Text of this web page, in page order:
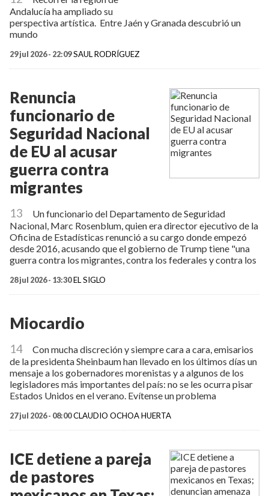
Andalucía ha ampliado su
perspectiva artística. Entre Jaén y Granada descubrió un
mundo
29 jul 2026 - 22:09SAUL RODRÍGUEZ
Renuncia
funcionario de
Seguridad Nacional
de EU al acusar
guerra contra
migrantes
13
Un funcionario del Departamento de Seguridad
Nacional, Marc Rosenblum, quien era director ejecutivo de la
Oficina de Estadísticas renunció a su cargo donde empezó
desde 2016, acusando que el gobierno de Trump tiene "una
guerra contra los migrantes, contra los federales y contra los
28 jul 2026 - 13:30EL SIGLO
Miocardio
14
Con mucha discreción y siempre cara a cara, emisarios
de la presidenta Sheinbaum han llevado en los últimos días un
mensaje a los gobernadores morenistas y a algunos de los
legisladores más importantes del país: no se les ocurra pisar
Estados Unidos en el verano. Evítense un problema
27 jul 2026 - 08:00CLAUDIO OCHOA HUERTA
ICE detiene a pareja
de pastores